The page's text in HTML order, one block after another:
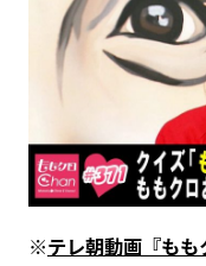
※テレ朝動画『も